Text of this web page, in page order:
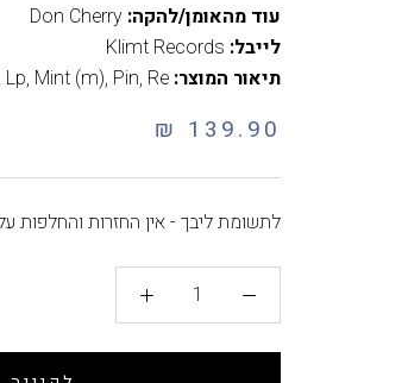
עוד מהאומן/להקה: Don Cherry
לייבל: Klimt Records
תיאור המוצר:
Lp, Mint (m), Pin, Re
139.90 ₪
לתשומת ליבך - אין החזרות והחלפות על